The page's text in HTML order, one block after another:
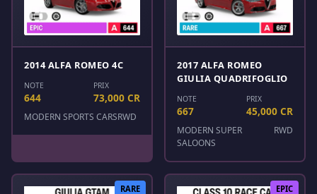
2014 ALFA ROMEO 4C
NOTE
644
PRIX
73,000 CR
MODERN SPORTS CARSRWD
2017 ALFA ROMEO
GIULIA QUADRIFOGLIO
NOTE
667
PRIX
45,000 CR
MODERN SUPER
SALOONS
RWD
RARE EPIC